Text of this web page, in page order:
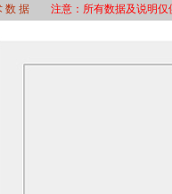
数 据注意：所有数据及说明仅供